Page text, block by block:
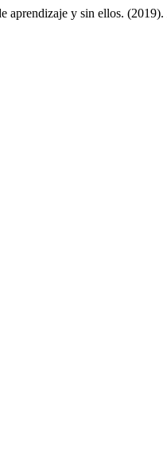
aprendizaje y sin ellos. (2019).